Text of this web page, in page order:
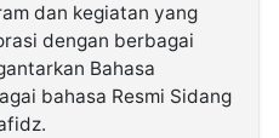
dan kegiatan yang
dengan berbagai
Bahasa
bahasa Resmi Sidang